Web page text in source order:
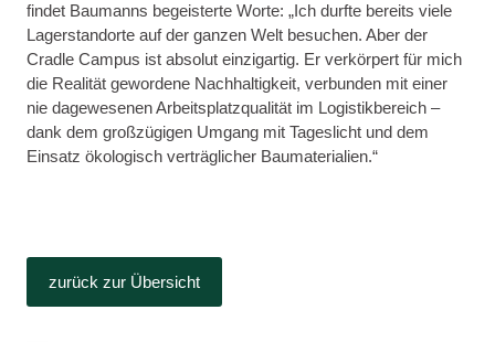
findet Baumanns begeisterte Worte: „Ich durfte bereits viele
Lagerstandorte auf der ganzen Welt besuchen. Aber der
Cradle Campus ist absolut einzigartig. Er verkörpert für mich
die Realität gewordene Nachhaltigkeit, verbunden mit einer
nie dagewesenen Arbeitsplatzqualität im Logistikbereich –
dank dem großzügigen Umgang mit Tageslicht und dem
Einsatz ökologisch verträglicher Baumaterialien.“
zurück zur Übersicht